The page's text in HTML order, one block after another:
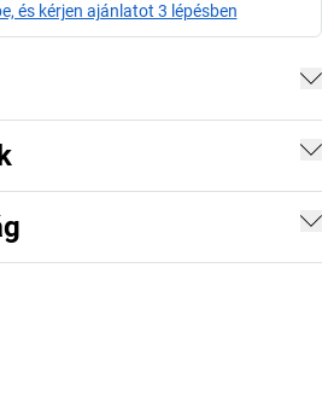
és kérjen ajánlatot 3 lépésben